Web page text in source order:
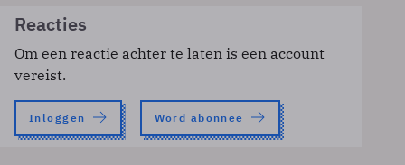
Reacties
Om een reactie achter te laten is een account
vereist.
Inloggen Word abonnee